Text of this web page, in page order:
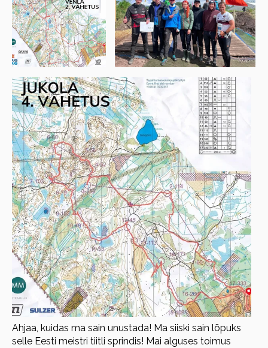
Ahjaa, kuidas ma sain unustada! Ma siiski sain lõpuks
selle Eesti meistri tiitli sprindis! Mai alguses toimus